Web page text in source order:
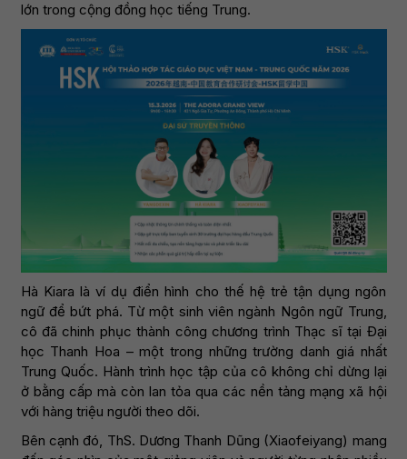
lớn trong cộng đồng học tiếng Trung.
Hà Kiara là ví dụ điển hình cho thế hệ trẻ tận dụng ngôn
ngữ để bứt phá. Từ một sinh viên ngành Ngôn ngữ Trung,
cô đã chinh phục thành công chương trình Thạc sĩ tại Đại
học Thanh Hoa – một trong những trường danh giá nhất
Trung Quốc. Hành trình học tập của cô không chỉ dừng lại
ở bằng cấp mà còn lan tỏa qua các nền tảng mạng xã hội
với hàng triệu người theo dõi.
Bên cạnh đó, ThS. Dương Thanh Dũng (Xiaofeiyang) mang